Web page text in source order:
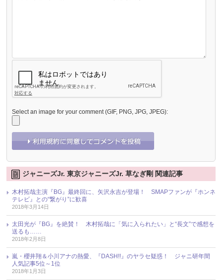
Select an image for your comment (GIF, PNG, JPG, JPEG):
ジャニーズJr. 東京ジャニーズJr. 草なぎ剛 関連記事
木村拓哉主演『BG』最終回に、矢沢永吉が登場！ SMAPファンが『ホンネ
テレビ』との“繋がり”に歓喜
2018年3月14日
太田光が『BG』を絶賛！ 木村拓哉に「気に入られたい」と“長文”で感想を
送るも……
2018年2月8日
嵐・櫻井翔＆小川アナの熱愛、『DASH!!』のヤラセ疑惑！ ジャニ研年間
人気記事5位～1位
2018年1月3日